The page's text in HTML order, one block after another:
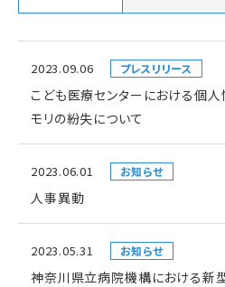
2023.09.06 プレスリリース
こども医療センターにおける個
モリの紛失について
2023.06.01 お知らせ
人事異動
2023.05.31 お知らせ
神奈川県立病院機構における新